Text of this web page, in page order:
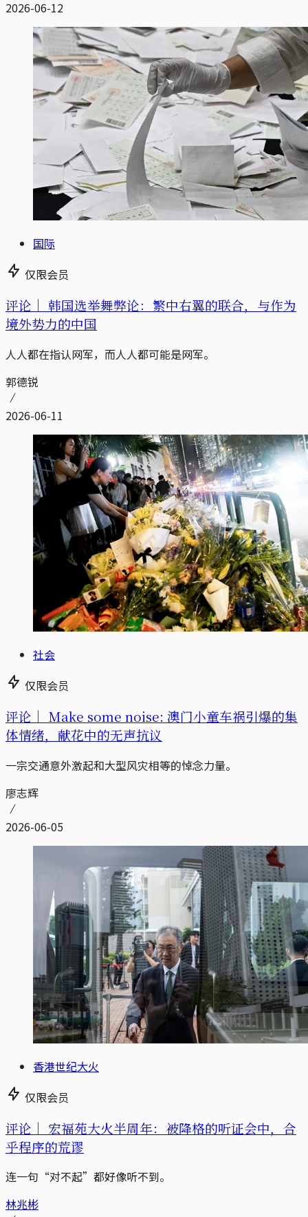
2026-06-12
国际
仅限会员
评论｜ 韩国选举舞弊论：繁中右翼的联合，与作为
境外势力的中国
人人都在指认网军，而人人都可能是网军。
郭德锐
2026-06-11
社会
仅限会员
评论｜ Make some noise: 澳门小童车祸引爆的集
体情绪，献花中的无声抗议
一宗交通意外激起和大型风灾相等的悼念力量。
廖志辉
2026-06-05
香港世纪大火
仅限会员
评论｜ 宏福苑大火半周年：被降格的听证会中，合
乎程序的荒谬
连一句“对不起”都好像听不到。
林兆彬